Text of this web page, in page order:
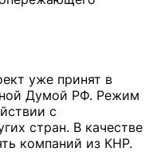
уже принят в
Думой РФ. Режим
с
стран. В качестве
компаний из КНР.